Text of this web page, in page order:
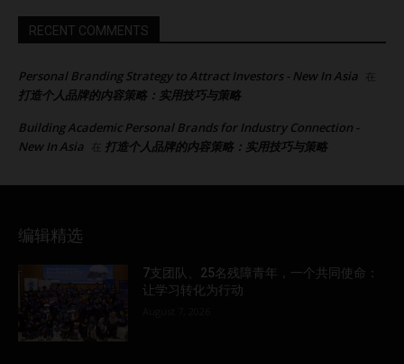
RECENT COMMENTS
Personal Branding Strategy to Attract Investors - New In Asia 在
打造个人品牌的内容策略：实用技巧与策略
Building Academic Personal Brands for Industry Connection -
New In Asia
在 打造个人品牌的内容策略：实用技巧与策略
编辑精选
7支团队、25名残障青年，一个共同使命：
让学习转化为行动